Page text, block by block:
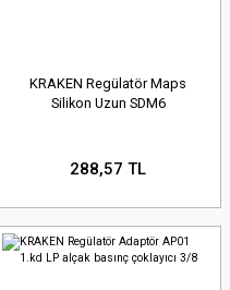
KRAKEN Regülatör Maps
Silikon Uzun SDM6
288,57 TL